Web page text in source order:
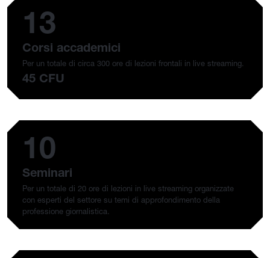
13
Corsi accademici
Per un totale di circa 300 ore di lezioni frontali in live streaming.
45 CFU
10
Seminari
Per un totale di 20 ore di lezioni in live streaming organizzate
con esperti del settore su temi di approfondimento della
professione giornalistica.